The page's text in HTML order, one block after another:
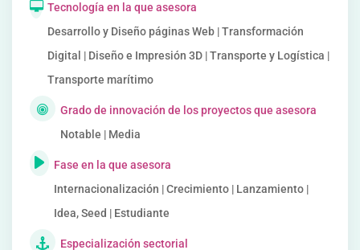
Tecnología en la que asesora
Desarrollo y Diseño páginas Web | Transformación
Digital | Diseño e Impresión 3D | Transporte y Logística |
Transporte marítimo
Grado de innovación de los proyectos que asesora
Notable | Media
Fase en la que asesora
Internacionalización | Crecimiento | Lanzamiento |
Idea, Seed | Estudiante
Especialización sectorial